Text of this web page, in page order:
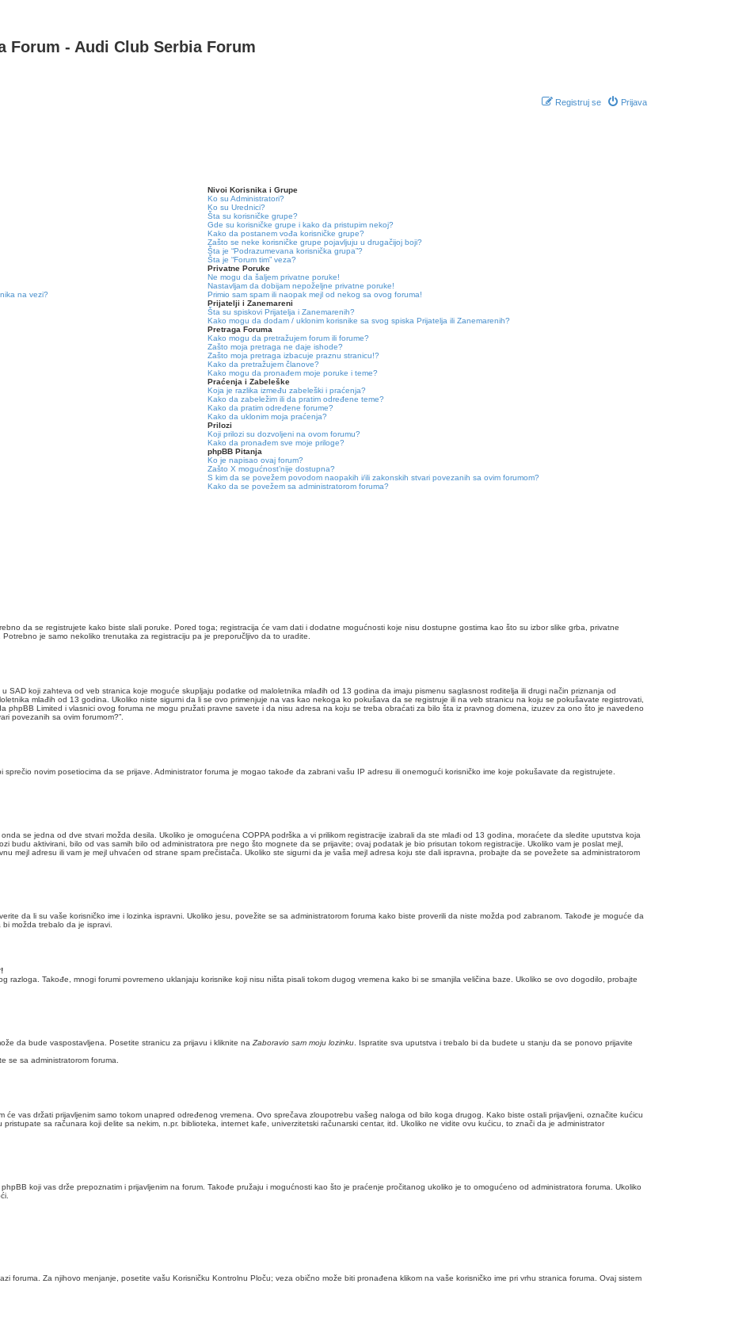
Forum - Audi Club Serbia Forum
Prijava
Registruj se
na vezi?
Nivoi Korisnika i Grupe
Ko su Administratori?
Ko su Urednici?
Šta su korisničke grupe?
Gde su korisničke grupe i kako da pristupim nekoj?
Kako da postanem vođa korisničke grupe?
Zašto se neke korisničke grupe pojavljuju u drugačijoj boji?
Šta je “Podrazumevana korisnička grupa”?
Šta je “Forum tim” veza?
Privatne Poruke
Ne mogu da šaljem privatne poruke!
Nastavljam da dobijam nepoželjne privatne poruke!
Primio sam spam ili naopak mejl od nekog sa ovog foruma!
Prijatelji i Zanemareni
Šta su spiskovi Prijatelja i Zanemarenih?
Kako mogu da dodam / uklonim korisnike sa svog spiska Prijatelja ili Zanemarenih?
Pretraga Foruma
Kako mogu da pretražujem forum ili forume?
Zašto moja pretraga ne daje ishode?
Zašto moja pretraga izbacuje praznu stranicu!?
Kako da pretražujem članove?
Kako mogu da pronađem moje poruke i teme?
Praćenja i Zabeleške
Koja je razlika između zabeleški i praćenja?
Kako da zabeležim ili da pratim određene teme?
Kako da pratim određene forume?
Kako da uklonim moja praćenja?
Prilozi
Koji prilozi su dozvoljeni na ovom forumu?
Kako da pronađem sve moje priloge?
phpBB Pitanja
Ko je napisao ovaj forum?
Zašto X mogućnost’nije dostupna?
S kim da se povežem povodom naopakih i/ili zakonskih stvari povezanih sa ovim forumom?
Kako da se povežem sa administratorom foruma?
da se registrujete kako biste slali poruke. Pored toga; registracija će vam dati i dodatne mogućnosti koje nisu dostupne gostima kao što su izbor slike grba, privatne
je samo nekoliko trenutaka za registraciju pa je preporučljivo da to uradite.
SAD koji zahteva od veb stranica koje moguće skupljaju podatke od maloletnika mlađih od 13 godina da imaju pismenu saglasnost roditelja ili drugi način priznanja od
mlađih od 13 godina. Ukoliko niste sigurni da li se ovo primenjuje na vas kao nekoga ko pokušava da se registruje ili na veb stranicu na koju se pokušavate registrovati,
phpBB Limited i vlasnici ovog foruma ne mogu pružati pravne savete i da nisu adresa na koju se treba obraćati za bilo šta iz pravnog domena, izuzev za ono što je navedeno
povezanih sa ovim forumom?”.
novim posetiocima da se prijave. Administrator foruma je mogao takođe da zabrani vašu IP adresu ili onemogući korisničko ime koje pokušavate da registrujete.
se jedna od dve stvari možda desila. Ukoliko je omogućena COPPA podrška a vi prilikom registracije izabrali da ste mlađi od 13 godina, moraćete da sledite uputstva koja
budu aktivirani, bilo od vas samih bilo od administratora pre nego što mognete da se prijavite; ovaj podatak je bio prisutan tokom registracije. Ukoliko vam je poslat mejl,
mejl adresu ili vam je mejl uhvaćen od strane spam prečistača. Ukoliko ste sigurni da je vaša mejl adresa koju ste dali ispravna, probajte da se povežete sa administratorom
da li su vaše korisničko ime i lozinka ispravni. Ukoliko jesu, povežite se sa administratorom foruma kako biste proverili da niste možda pod zabranom. Takođe je moguće da
možda trebalo da je ispravi.
razloga. Takođe, mnogi forumi povremeno uklanjaju korisnike koji nisu ništa pisali tokom dugog vremena kako bi se smanjila veličina baze. Ukoliko se ovo dogodilo, probajte
da bude vaspostavljena. Posetite stranicu za prijavu i kliknite na Zaboravio sam moju lozinku . Ispratite sva uputstva i trebalo bi da budete u stanju da se ponovo prijavite
se sa administratorom foruma.
će vas držati prijavljenim samo tokom unapred određenog vremena. Ovo sprečava zloupotrebu vašeg naloga od bilo koga drugog. Kako biste ostali prijavljeni, označite kućicu
sa računara koji delite sa nekim, n.pr. biblioteka, internet kafe, univerzitetski računarski centar, itd. Ukoliko ne vidite ovu kućicu, to znači da je administrator
koji vas drže prepoznatim i prijavljenim na forum. Takođe pružaju i mogućnosti kao što je praćenje pročitanog ukoliko je to omogućeno od administratora foruma. Ukoliko
foruma. Za njihovo menjanje, posetite vašu Korisničku Kontrolnu Ploču; veza obično može biti pronađena klikom na vaše korisničko ime pri vrhu stranica foruma. Ovaj sistem